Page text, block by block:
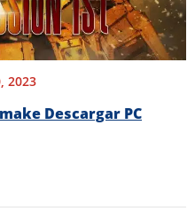
2023
Descargar PC